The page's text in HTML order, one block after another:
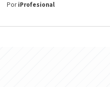
PoriProfesional